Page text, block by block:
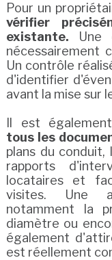
Pour un
vérifier
existante.
Une
nécessairement
Un contrôle
d'identifier
avant la mise sur
Il est
tous les
plans du
rapports
locataires et
visites. Une
notamment la
diamètre ou
également
est réellement